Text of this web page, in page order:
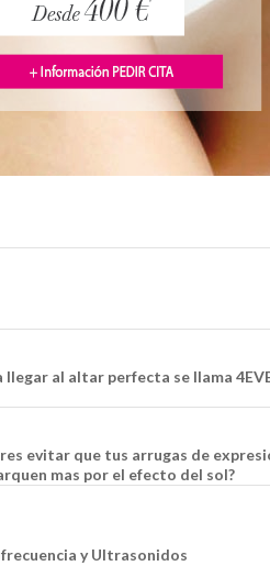
llegar al altar perfecta se llama
evitar que tus arrugas de
mas por el efecto del sol?
y Ultrasonidos